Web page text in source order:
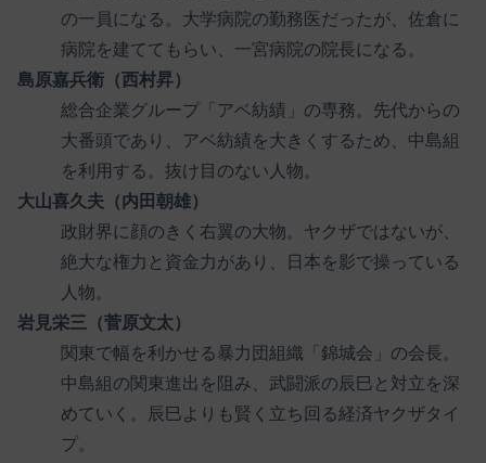
の一員になる。大学病院の勤務医だったが、佐倉に
病院を建ててもらい、一宮病院の院長になる。
島原嘉兵衛（西村昇）
総合企業グループ「アベ紡績」の専務。先代からの
大番頭であり、アベ紡績を大きくするため、中島組
を利用する。抜け目のない人物。
大山喜久夫（内田朝雄）
政財界に顔のきく右翼の大物。ヤクザではないが、
絶大な権力と資金力があり、日本を影で操っている
人物。
岩見栄三（菅原文太）
関東で幅を利かせる暴力団組織「錦城会」の会長。
中島組の関東進出を阻み、武闘派の辰巳と対立を深
めていく。辰巳よりも賢く立ち回る経済ヤクザタイ
プ。